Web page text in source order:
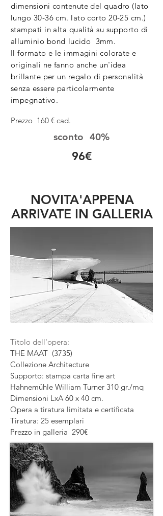
dimensioni contenute del quadro (lato
lungo 30-36 cm. lato corto 20-25 cm.)
stampati in alta qualità su supporto di
alluminio bond lucido 3mm.
​Il formato e le immagini colorate e
originali ne fanno anche un'idea
brillante per un regalo di personalità
senza essere particolarmente
impegnativo.
Prezzo 160 € cad.
sconto 40%
96€
NOVITA'APPENA
ARRIVATE IN GALLERIA
Titolo dell'opera:
THE MAAT (3735)
Collezione Architecture
Supporto: stampa carta fine art
Hahnemühle William Turner 310 gr./mq
Dimensioni LxA 60 x 40 cm.
Opera a tiratura limitata e certificata
Tiratura: 25 esemplari
Prezzo in galleria 290€